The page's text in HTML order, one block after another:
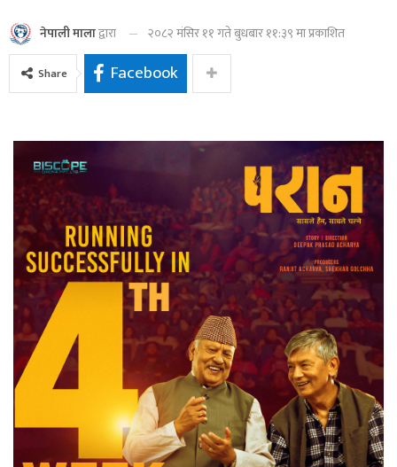
नेपाली मालाद्वारा २०८२ मंसिर ११ गते बुधबार ११:३९ मा प्रकाशित
Share Facebook